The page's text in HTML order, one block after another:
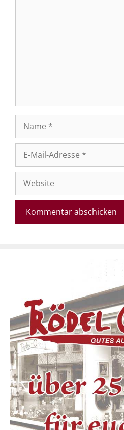
Mail-
Adresse
Website